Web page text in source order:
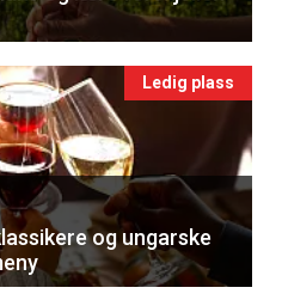
Ledig plass
og ungarske